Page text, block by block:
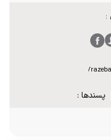
:
پسندها :